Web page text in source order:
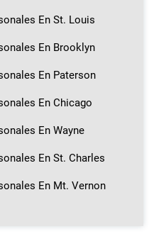
En St. Louis
En Brooklyn
En Paterson
En Chicago
En Wayne
En St. Charles
En Mt. Vernon